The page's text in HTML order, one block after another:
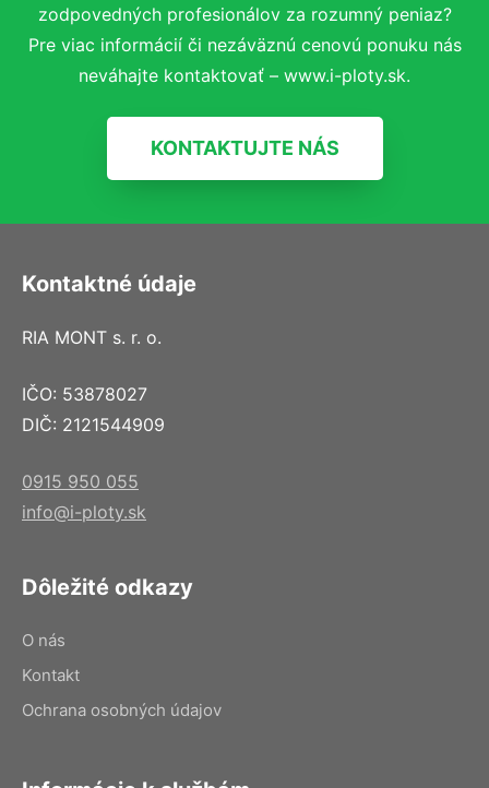
zodpovedných profesionálov za rozumný peniaz?
Pre viac informácií či nezáväznú cenovú ponuku nás
neváhajte kontaktovať – www.i-ploty.sk.
KONTAKTUJTE NÁS
Kontaktné údaje
RIA MONT s. r. o.
IČO: 53878027
DIČ: 2121544909
0915 950 055
info@i-ploty.sk
Dôležité odkazy
O nás
Kontakt
Ochrana osobných údajov